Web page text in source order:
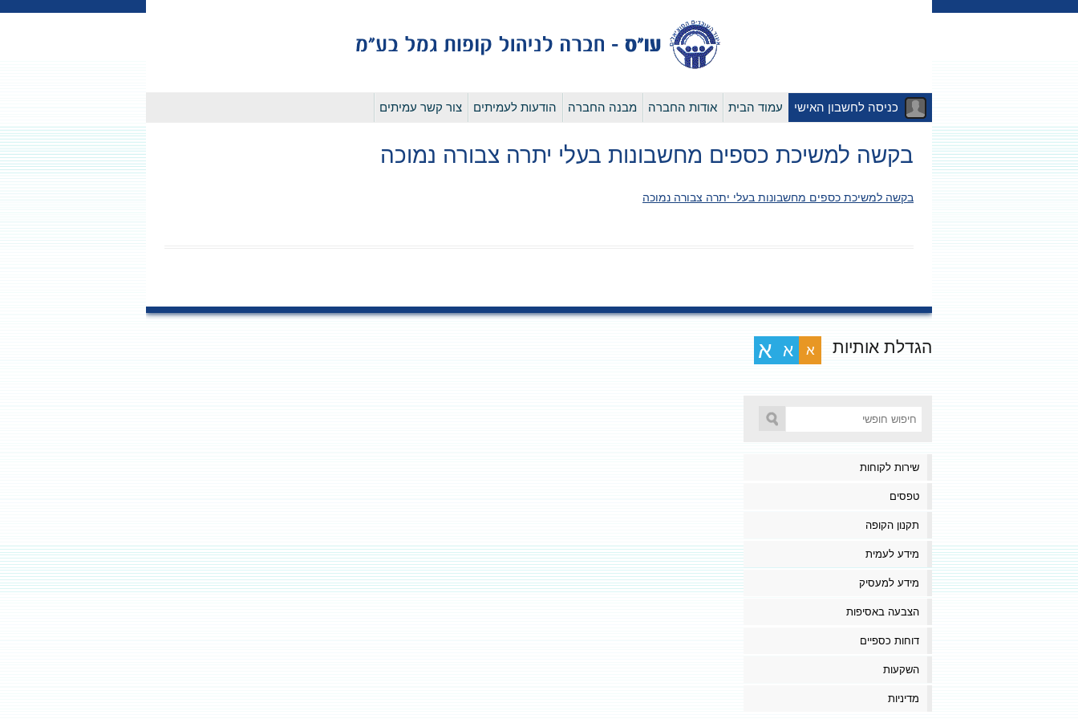
לדלג
כניסה לחשבון האישי עמוד הבית אודות החברה מבנה החברה הודעות לעמיתים צור קשר עמיתים
בקשה למשיכת כספים מחשבונות בעלי יתרה צבורה נמוכה
בקשה למשיכת כספים מחשבונות בעלי יתרה צבורה נמוכה
הגדלת אותיות א א א
שירות לקוחות
טפסים
תקנון הקופה
מידע לעמית
מידע למעסיק
הצבעה באסיפות
דוחות כספיים
השקעות
מדיניות